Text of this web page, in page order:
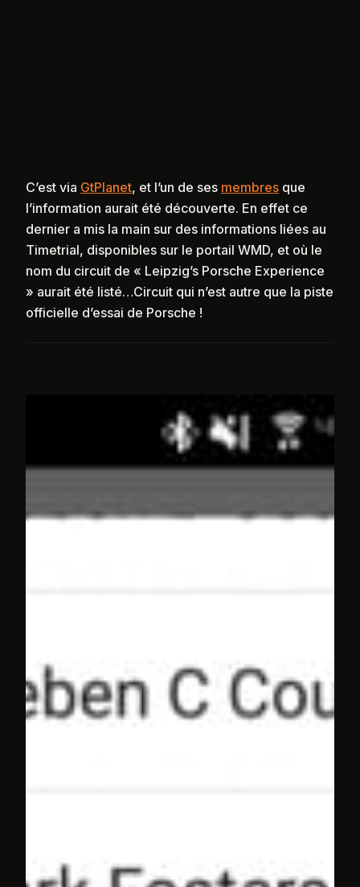
C’est via GtPlanet, et l’un de ses membres que
l’information aurait été découverte. En effet ce
dernier a mis la main sur des informations liées au
Timetrial, disponibles sur le portail WMD, et où le
nom du circuit de « Leipzig’s Porsche Experience
» aurait été listé…Circuit qui n’est autre que la piste
officielle d’essai de Porsche !